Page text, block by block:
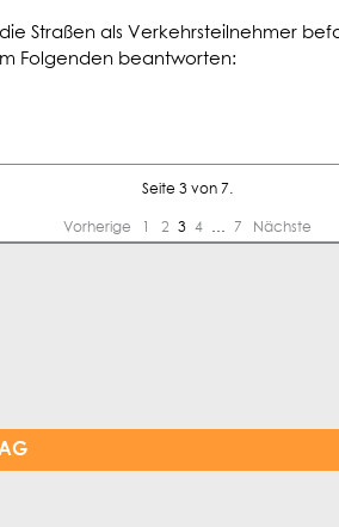
Straßen als Verkehrsteilnehmer
Folgenden beantworten:
Seite 3 von 7.
Vorherige 2 3 4 … 7 Nächste